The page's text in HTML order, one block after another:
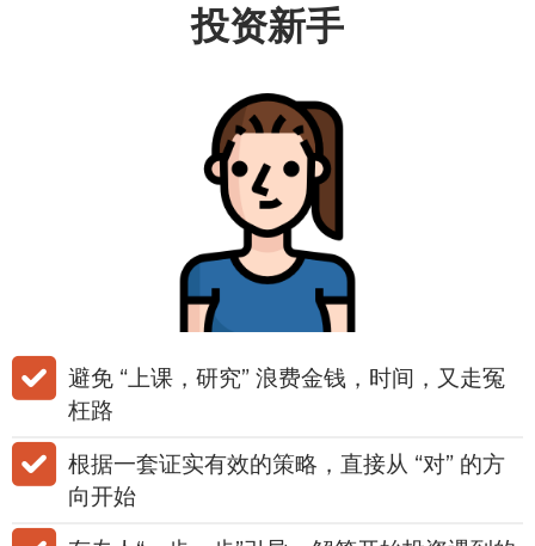
投资新手
​​避免 “上课，研究” 浪费金钱，时间，又走冤
枉路
根据一套证实有效的策略，直接从 “对” 的方
向开始